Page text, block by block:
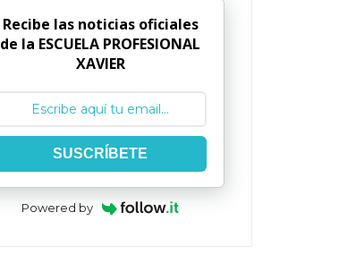
Recibe las noticias oficiales
de la ESCUELA PROFESIONAL
XAVIER
SUSCRÍBETE
Powered by